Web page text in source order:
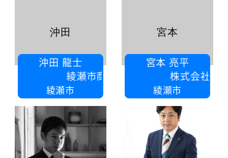
沖田 龍士
綾瀬市商工会
綾瀬市
沖田
宮本 亮平
株式会社AMBEE
綾瀬市
宮本